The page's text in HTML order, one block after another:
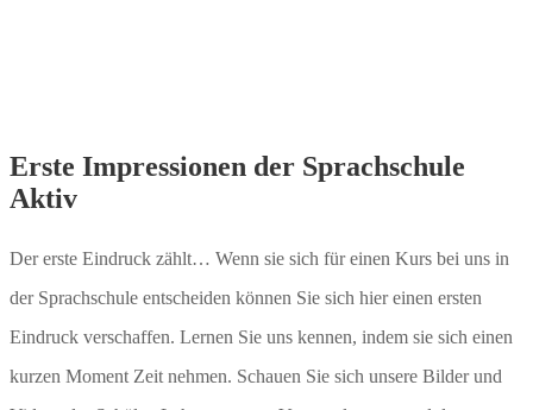
Erste Impressionen der Sprachschule
Aktiv
Der erste Eindruck zählt… Wenn sie sich für einen Kurs bei uns in
der Sprachschule entscheiden können Sie sich hier einen ersten
Eindruck verschaffen. Lernen Sie uns kennen, indem sie sich einen
kurzen Moment Zeit nehmen. Schauen Sie sich unsere Bilder und